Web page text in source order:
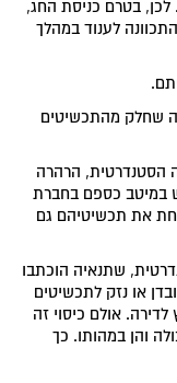
לכן, בטרם כניסת החג,
לענוד במהלך
שחלק מהתכשיטים
הסטנדרטית, הרהרה
במיטב כספם בחברת
את תכשיטיהם גם
שתנאיה הוכתבו
או נזק לתכשיטים
אולם כיסוי זה
ביטוח התכולה והן במהותו. כך